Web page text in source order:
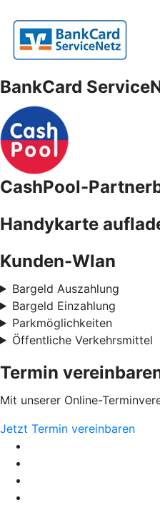
BankCard
CashPool-
Handykarte
Kunden-Wlan
Bargeld Auszahlung
Bargeld Einzahlung
Parkmöglichkeiten
Öffentliche Verkehrsmittel
Termin
Mit unserer Online-
Jetzt Termin vereinbaren